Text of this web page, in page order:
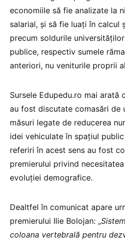
economiile să fie analizate la
salarial, și să fie luați în calcul
precum soldurile
publice, respectiv sumele
anteriori, nu veniturile proprii
Sursele Edupedu.ro mai arată
au fost discutate comasări de
măsuri legate de reducerea
idei vehiculate în spațiul
referiri în acest sens au fost
premierului privind
evoluției demografice.
Dealtfel în comunicat apare
premierului Ilie Bolojan: „
coloana vertebrală pentru